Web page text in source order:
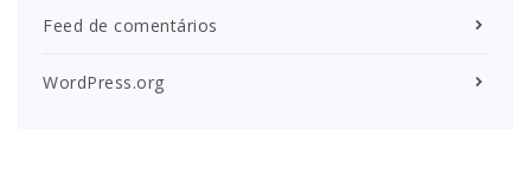
Feed de comentários
WordPress.org